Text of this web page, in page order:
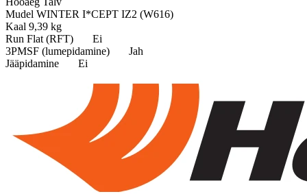
Mudel WINTER I*CEPT IZ2 (W616)
Kaal 9,39 kg
Run Flat (RFT)
Ei
3PMSF (lumepidamine)
Jah
Jääpidamine
Ei